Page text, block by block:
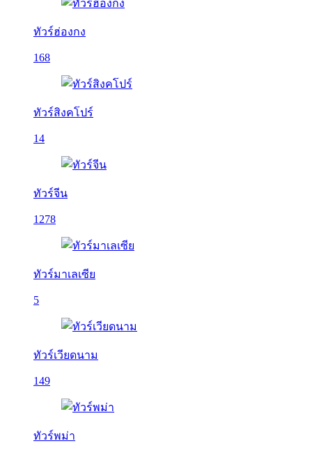
ทัวร์ฮ่องกง
168
ทัวร์สิงคโปร์
14
ทัวร์จีน
1278
ทัวร์มาเลเซีย
5
ทัวร์เวียดนาม
149
ทัวร์พม่า